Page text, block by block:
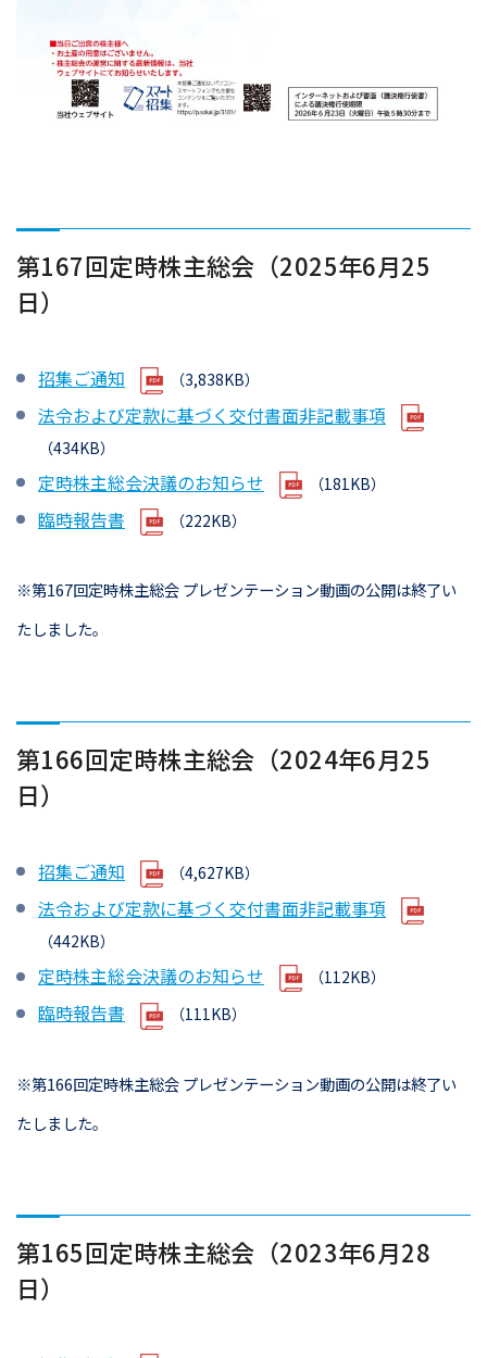
第167回定時株主総会（2025年6月25
日）
招集ご通知 （3,838KB）
法令および定款に基づく交付書面非記載事項
（434KB）
定時株主総会決議のお知らせ （181KB）
臨時報告書 （222KB）
※第167回定時株主総会 プレゼンテーション動画の公開は終了い
たしました。
第166回定時株主総会（2024年6月25
日）
招集ご通知 （4,627KB）
法令および定款に基づく交付書面非記載事項
（442KB）
定時株主総会決議のお知らせ （112KB）
臨時報告書 （111KB）
※第166回定時株主総会 プレゼンテーション動画の公開は終了い
たしました。
第165回定時株主総会（2023年6月28
日）